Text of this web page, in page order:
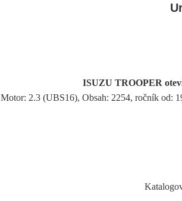
ISUZU TROOPER
Motor: 2.3 (UBS16), Obsah: 2254, ročník od: